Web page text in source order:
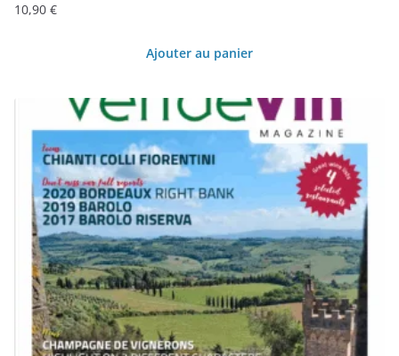
10,90 €
Ajouter au panier